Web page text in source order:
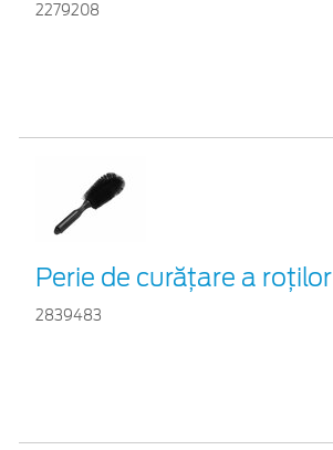
2279208
Perie de curățare a roților
2839483